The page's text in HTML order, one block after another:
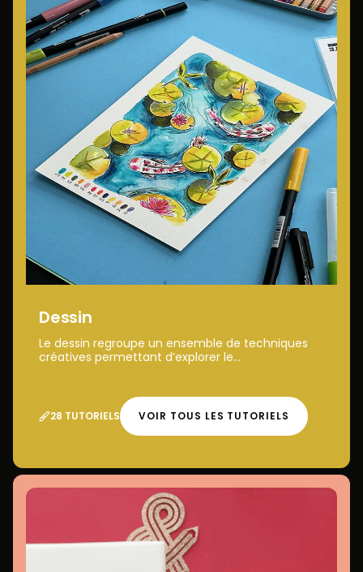
Dessin
Le dessin regroupe un ensemble de techniques
créatives permettant d’explorer le...
28 TUTORIELS VOIR TOUS LES TUTORIELS